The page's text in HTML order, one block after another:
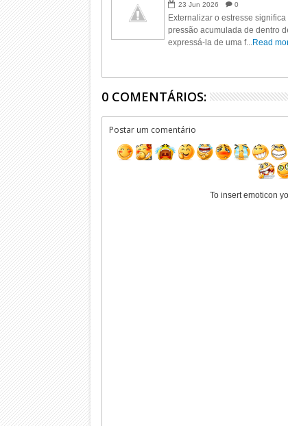
23 Jun 2026 0
Externalizar o estresse significa
pressão acumulada de dentro
expressá-la de uma f...Read
0 COMENTÁRIOS:
Postar um comentário
To insert emoticon